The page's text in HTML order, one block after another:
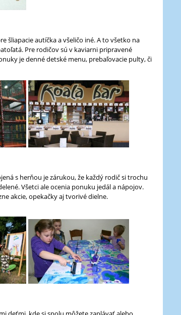
šliapacie autíčka a všeličo iné. A to všetko na
Pre rodičov sú v kaviarni pripravené
je denné detské menu, prebaľovacie pulty, či
s herňou je zárukou, že každý rodič si trochu
Všetci ale ocenia ponuku jedál a nápojov.
akcie, opekačky aj tvorivé dielne.